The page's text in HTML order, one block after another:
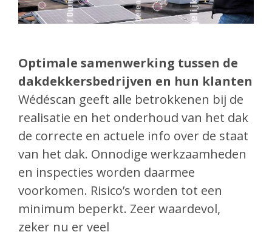
Optimale samenwerking tussen de
dakdekkersbedrijven en hun klanten
Wédéscan geeft alle betrokkenen bij de
realisatie en het onderhoud van het dak
de correcte en actuele info over de staat
van het dak. Onnodige werkzaamheden
en inspecties worden daarmee
voorkomen. Risico’s worden tot een
minimum beperkt. Zeer waardevol,
zeker nu er veel